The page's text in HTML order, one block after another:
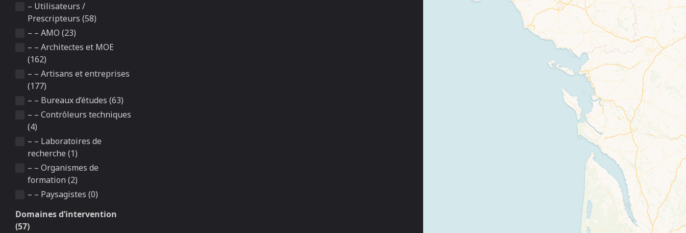
– Utilisateurs /
Prescripteurs (58)
– – AMO (23)
– – Architectes et MOE
(162)
– – Artisans et entreprises
(177)
– – Bureaux d’études (63)
– – Contrôleurs techniques
(4)
– – Laboratoires de
recherche (1)
– – Organismes de
formation (2)
– – Paysagistes (0)
Domaines d’intervention
(57)